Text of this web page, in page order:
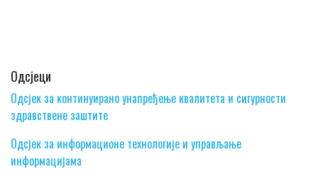
Одсјеци
Одсјек за континуирано унапређење квалитета и сигурности
здравствене заштите
Одсјек за информационе технологије и управљање
информацијама